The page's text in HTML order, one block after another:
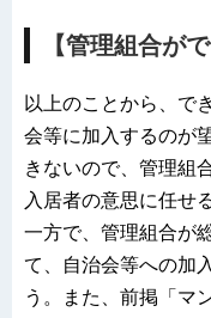
【管理組合が
以上のことから、で
会等に加入するのが
きないので、管理組
入居者の意思に任せ
一方で、管理組合が
て、自治会等への加
う。また、前掲「マ